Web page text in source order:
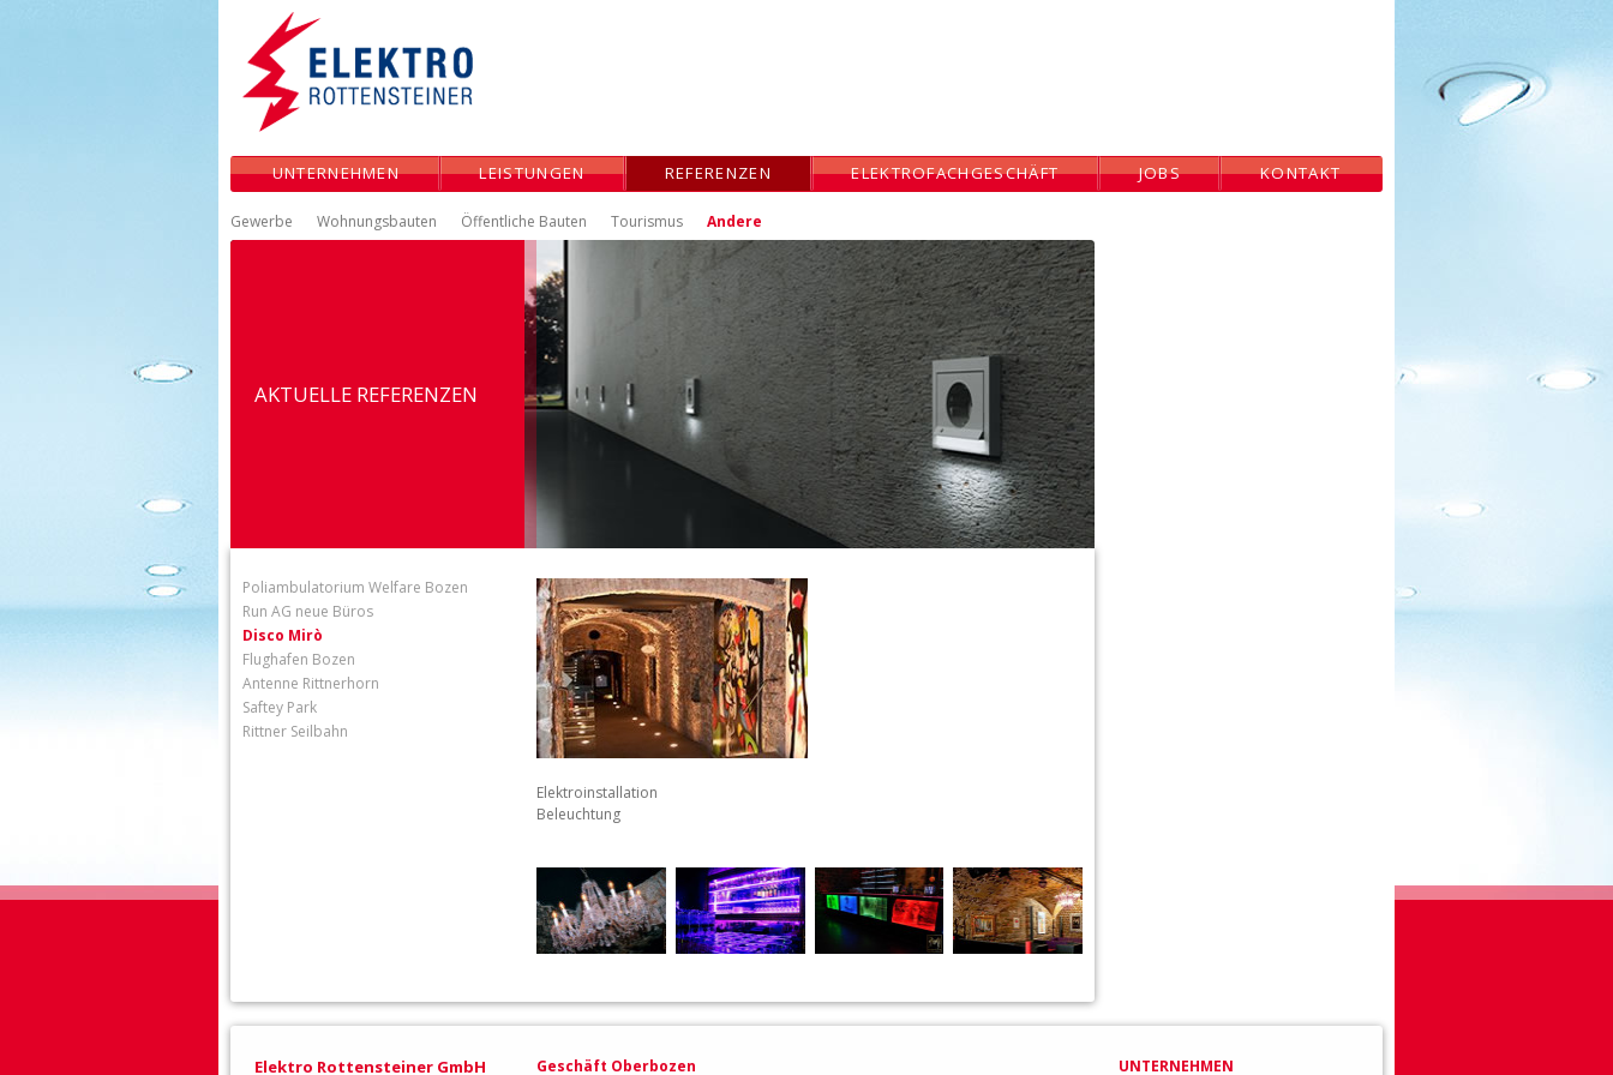
UNTERNEHMEN LEISTUNGEN REFERENZEN ELEKTROFACHGESCHÄFT JOBS KONTAKT
Gewerbe Wohnungsbauten Öffentliche Bauten Tourismus Andere
AKTUELLE REFERENZEN
Poliambulatorium Welfare Bozen
Run AG neue Büros
Disco Mirò
Flughafen Bozen
Antenne Rittnerhorn
Saftey Park
Rittner Seilbahn
Elektroinstallation
Beleuchtung
Elektro Rottensteiner GmbH Geschäft Oberbozen UNTERNEHMEN